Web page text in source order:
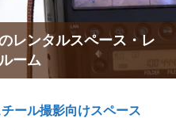
レンタルスペース・レ
ーム
ール撮影向けスペース